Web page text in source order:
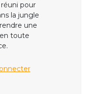
pour
la jungle
une
toute